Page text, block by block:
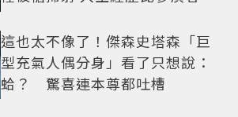
這也太不像了！傑森史塔森「巨
型充氣人偶分身」看了只想說：
蛤？ 驚喜連本尊都吐槽